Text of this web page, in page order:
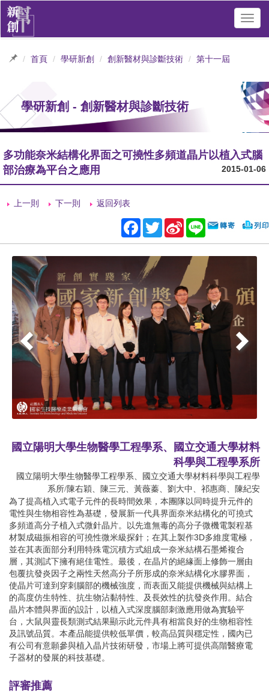
首頁 學研新創 創新醫材與診斷技術 第十一屆
學研新創 - 創新醫材與診斷技術
多功能奈米結構化界面之可撓性多頻道晶片以植入式腦
部治療為平台之應用
2015-01-06
上一則 下一則 返回列表
Facebook
TwitterSina
Weibo
Line
國立陽明大學生物醫學工程學系、國立交通大學材料
科學與工程學系所
國立陽明大學生物醫學工程學系、國立交通大學材料科學與工程學
系所/陳右穎、陳三元、黃薇蓁、劉大中、祁惠商、陳紀安
為了提高植入式電子元件的長時間效果，本團隊以同時提升元件的
電性與生物相容性為基礎，發展新一代具界面奈米結構化的可撓式
多頻道高分子植入式微針晶片。以先進無毒的高分子微機電製程基
材製成磁振相容的可撓性微米級探針；在其上製作3D多維度電極，
並在其表面部分利用特殊電沉積方式組成一奈米結構石墨烯複合
層，其測試下擁有絕佳電性。最後，在晶片的絕緣面上修飾一層由
包覆抗發炎因子之兩性天然高分子所形成的奈米結構化水膠界面，
使晶片可達到穿刺腦部的機械強度，而表面又能提供機械與結構上
的高度仿生特性、抗生物沾黏特性、及長效性的抗發炎作用。結合
晶片本體與界面的設計，以植入式深度腦部刺激應用做為實驗平
台，大鼠與靈長類測式結果顯示此元件具有相當良好的生物相容性
及訊號品質。本產品能提供較低單價，較高品質與穩定性，國內已
有公司有意願參與植入晶片技術研發，市場上將可提供高階醫療電
子器材的發展的科技基礎。
評審推薦